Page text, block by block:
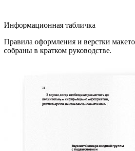
Информационная табличка
Правила оформления и верстки
собраны в кратком руководстве.